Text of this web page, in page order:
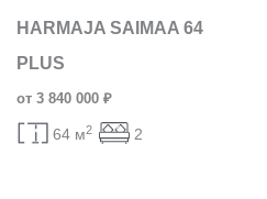
HARMAJA SAIMAA 64
PLUS
от 3 840 000 ₽
64 м2 2